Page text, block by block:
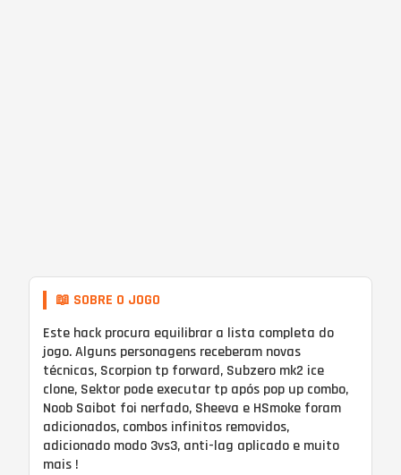
📖 SOBRE O JOGO
Este hack procura equilibrar a lista completa do
jogo. Alguns personagens receberam novas
técnicas, Scorpion tp forward, Subzero mk2 ice
clone, Sektor pode executar tp após pop up combo,
Noob Saibot foi nerfado, Sheeva e HSmoke foram
adicionados, combos infinitos removidos,
adicionado modo 3vs3, anti-lag aplicado e muito
mais !